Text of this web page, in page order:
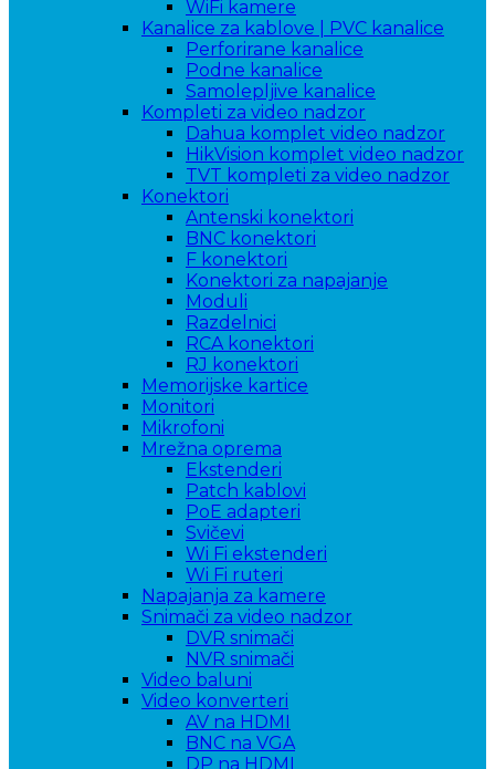
WiFi kamere
Kanalice za kablove | PVC kanalice
Perforirane kanalice
Podne kanalice
Samolepljive kanalice
Kompleti za video nadzor
Dahua komplet video nadzor
HikVision komplet video nadzor
TVT kompleti za video nadzor
Konektori
Antenski konektori
BNC konektori
F konektori
Konektori za napajanje
Moduli
Razdelnici
RCA konektori
RJ konektori
Memorijske kartice
Monitori
Mikrofoni
Mrežna oprema
Ekstenderi
Patch kablovi
PoE adapteri
Svičevi
Wi Fi ekstenderi
Wi Fi ruteri
Napajanja za kamere
Snimači za video nadzor
DVR snimači
NVR snimači
Video baluni
Video konverteri
AV na HDMI
BNC na VGA
DP na HDMI